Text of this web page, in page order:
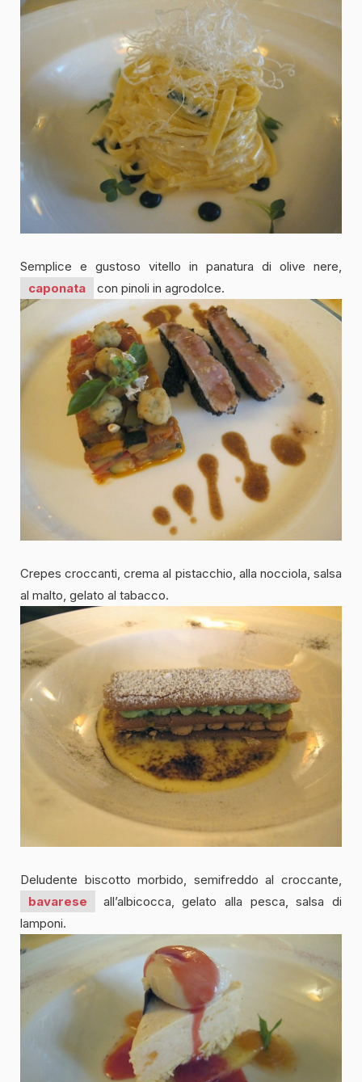
Semplice e gustoso vitello in panatura di olive nere,
caponata
con pinoli in agrodolce.
Crepes croccanti, crema al pistacchio, alla nocciola, salsa
al malto, gelato al tabacco.
Deludente biscotto morbido, semifreddo al croccante,
bavarese
all’albicocca, gelato alla pesca, salsa di
lamponi.